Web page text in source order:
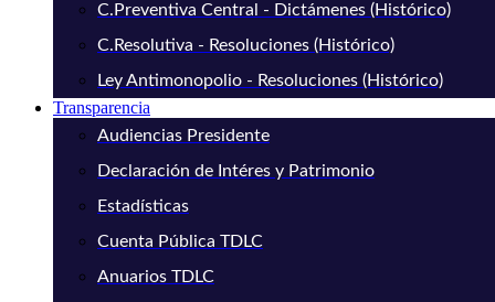
C.Preventiva Central - Dictámenes (Histórico)
C.Resolutiva - Resoluciones (Histórico)
Ley Antimonopolio - Resoluciones (Histórico)
Transparencia
Audiencias Presidente
Declaración de Intéres y Patrimonio
Estadísticas
Cuenta Pública TDLC
Anuarios TDLC